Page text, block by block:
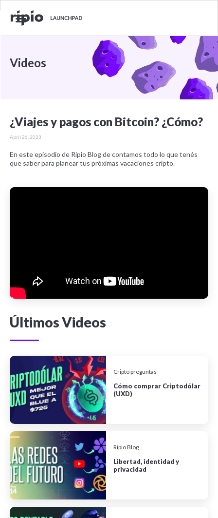
Videos
¿Viajes y pagos con Bitcoin? ¿Cómo?
April 26, 2023
En este episodio de Ripio Blog de contamos todo lo que tenés
que saber para planear tus próximas vacaciones cripto.
Últimos Videos
Cripto preguntas
Cómo comprar Criptodólar
(UXD)
Ripio Blog
Libertad, identidad y
privacidad